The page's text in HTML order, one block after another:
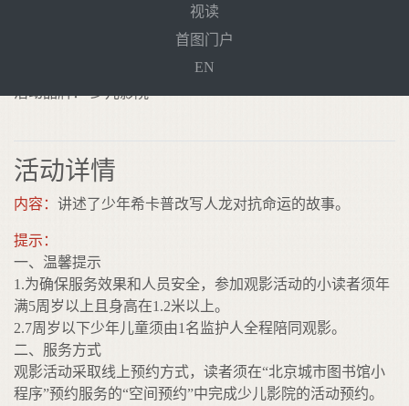
视读
首图门户
EN
活动时间： 2026年5月17日16:00
活动品牌： 少儿影院
活动详情
内容： 讲述了少年希卡普改写人龙对抗命运的故事。
提示：
一、温馨提示
1.为确保服务效果和人员安全，参加观影活动的小读者须年
满5周岁以上且身高在1.2米以上。
2.7周岁以下少年儿童须由1名监护人全程陪同观影。
二、服务方式
观影活动采取线上预约方式，读者须在“北京城市图书馆小
程序”预约服务的“空间预约”中完成少儿影院的活动预约。